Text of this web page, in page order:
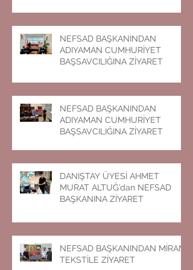
NEFSAD BAŞKANINDAN
ADIYAMAN CUMHURİYET
BAŞSAVCILIĞINA ZİYARET
NEFSAD BAŞKANINDAN
ADIYAMAN CUMHURİYET
BAŞSAVCILIĞINA ZİYARET
DANIŞTAY ÜYESİ AHMET
MURAT ALTUĞ’dan NEFSAD
BAŞKANINA ZİYARET
NEFSAD BAŞKANINDAN MİRAN
TEKSTİLE ZİYARET